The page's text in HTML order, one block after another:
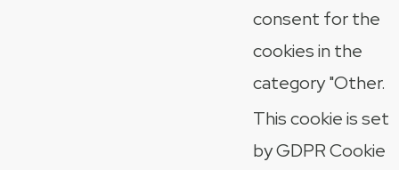
consent for the
cookies in the
category "Other.
This cookie is set
by GDPR Cookie